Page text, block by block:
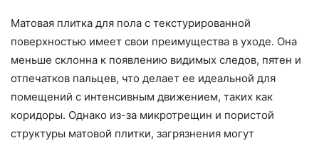
Матовая плитка для пола с текстурированной
поверхностью имеет свои преимущества в уходе. Она
меньше склонна к появлению видимых следов, пятен и
отпечатков пальцев, что делает ее идеальной для
помещений с интенсивным движением, таких как
коридоры. Однако из-за микротрещин и пористой
структуры матовой плитки, загрязнения могут